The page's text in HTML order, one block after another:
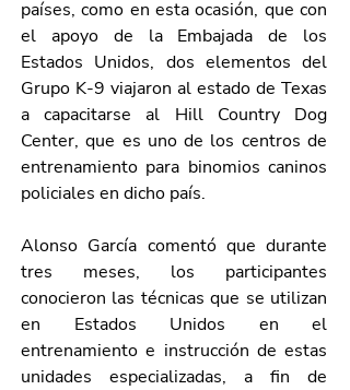
países, como en esta ocasión, que con
el apoyo de la Embajada de los
Estados Unidos, dos elementos del
Grupo K-9 viajaron al estado de Texas
a capacitarse al Hill Country Dog
Center, que es uno de los centros de
entrenamiento para binomios caninos
policiales en dicho país.
Alonso García comentó que durante
tres meses, los participantes
conocieron las técnicas que se utilizan
en Estados Unidos en el
entrenamiento e instrucción de estas
unidades especializadas, a fin de